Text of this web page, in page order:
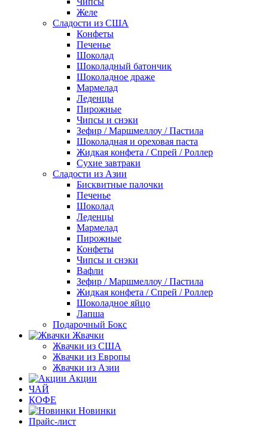
Желе
Сладости из США
Конфеты
Печенье
Шоколад
Шоколадный батончик
Шоколадное драже
Мармелад
Леденцы
Пирожные
Чипсы и снэки
Зефир / Маршмеллоу / Пастила
Шоколадная и ореховая паста
Жидкая конфета / Спрей / Роллер
Сухие завтраки
Сладости из Азии
Бисквитные палочки
Печенье
Шоколад
Леденцы
Мармелад
Пирожные
Конфеты
Чипсы и снэки
Вафли
Зефир / Маршмеллоу / Пастила
Жидкая конфета / Спрей / Роллер
Шоколадное яйцо
Лапша
Подарочный Бокс
Жвачки
Жвачки из США
Жвачки из Европы
Жвачки из Азии
Акции
ЧАЙ
КОФЕ
Новинки
Прайс-лист